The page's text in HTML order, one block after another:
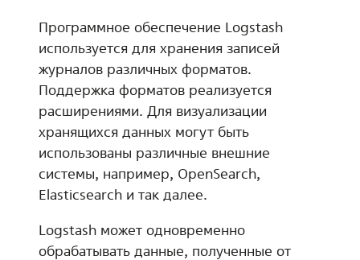
Программное обеспечение Logstash
используется для хранения записей
журналов различных форматов.
Поддержка форматов реализуется
расширениями. Для визуализации
хранящихся данных могут быть
использованы различные внешние
системы, например, OpenSearch,
Elasticsearch и так далее.
Logstash может одновременно
обрабатывать данные, полученные от